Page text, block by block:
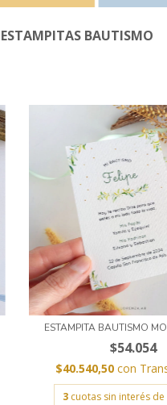
ESTAMPITAS BAUTISMO
ESTAMPITA BAUTISMO
$54.054
$40.540,50con
3 cuotas sin interés de